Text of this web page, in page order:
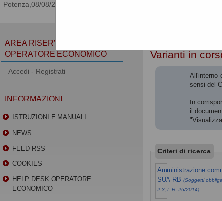
08/08/2026 05:51
Varianti in
All'interno
sensi del
In
il
Criteri di ricerca
Amministrazione
SUA-RB(Soggetti
2-3, L.R. 26/2014) :
AREA RISERVATA
OPERATORE ECONOMICO
Accedi - Registrati
INFORMAZIONI
ISTRUZIONI E MANUALI
NEWS
FEED RSS
COOKIES
HELP DESK OPERATORE
ECONOMICO